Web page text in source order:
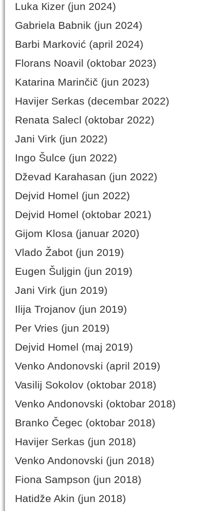
Luka Кizer (jun 2024)
Gabriela Babnik (jun 2024)
Barbi Marković (april 2024)
Florans Noavil (oktobar 2023)
Katarina Marinčič (jun 2023)
Havijer Serkas (decembar 2022)
Renata Salecl (oktobar 2022)
Jani Virk (jun 2022)
Ingo Šulce (jun 2022)
Dževad Karahasan (jun 2022)
Dejvid Homel (jun 2022)
Dejvid Homel (oktobar 2021)
Gijom Klosa (januar 2020)
Vlado Žabot (jun 2019)
Eugen Šuljgin (jun 2019)
Jani Virk (jun 2019)
Ilija Trojanov (jun 2019)
Per Vries (jun 2019)
Dejvid Homel (maj 2019)
Venko Andonovski (april 2019)
Vasilij Sokolov (oktobar 2018)
Venko Andonovski (oktobar 2018)
Branko Čegec (oktobar 2018)
Havijer Serkas (jun 2018)
Venko Andonovski (jun 2018)
Fiona Sampson (jun 2018)
Hatidže Akin (jun 2018)